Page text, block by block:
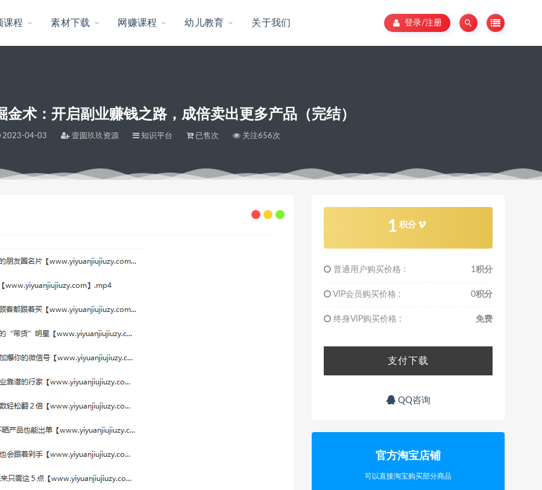
课程 素材下载 网赚课程 幼儿教育 关于我们 登录/注册
金术：开启副业赚钱之路，成倍卖出更多产品（完结）
2023-04-03 壹圆玖玖资源 知识平台 已售次 关注656次
成倍卖出更多产品（完结）
1 积分
普通用户购买价格 : 1积分
VIP会员购买价格 : 0积分
终身VIP购买价格 : 免费
支付下载
QQ咨询
官方淘宝店铺
可以直接淘宝购买部分商品